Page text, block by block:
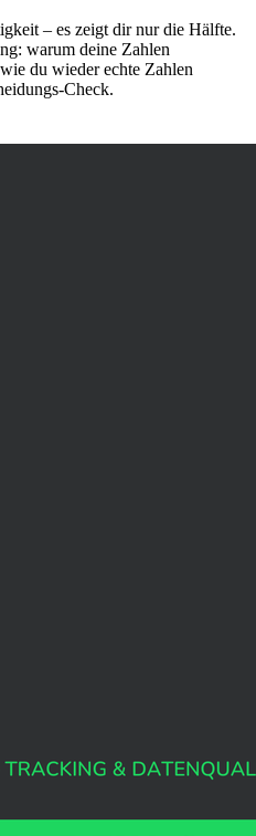
– es zeigt dir nur die Hälfte.
warum deine Zahlen
du wieder echte Zahlen
Check.